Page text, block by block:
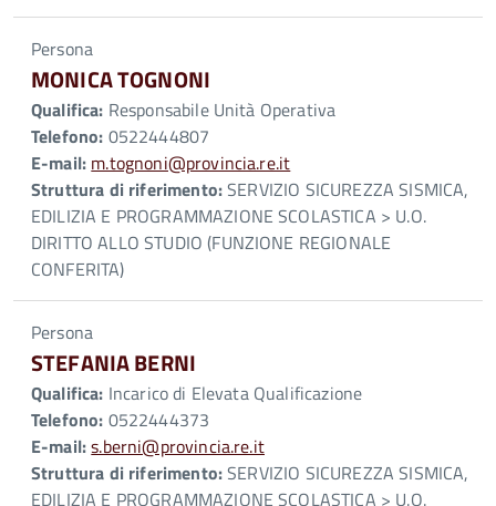
Persona
MONICA TOGNONI
Qualifica: Responsabile Unità Operativa
Telefono: 0522444807
E-mail: m.tognoni@provincia.re.it
Struttura di riferimento:SERVIZIO SICUREZZA SISMICA,
EDILIZIA E PROGRAMMAZIONE SCOLASTICA > U.O.
DIRITTO ALLO STUDIO (FUNZIONE REGIONALE
CONFERITA)
Persona
STEFANIA BERNI
Qualifica: Incarico di Elevata Qualificazione
Telefono: 0522444373
E-mail:s.berni@provincia.re.it
Struttura di riferimento:SERVIZIO SICUREZZA SISMICA,
EDILIZIA E PROGRAMMAZIONE SCOLASTICA > U.O.